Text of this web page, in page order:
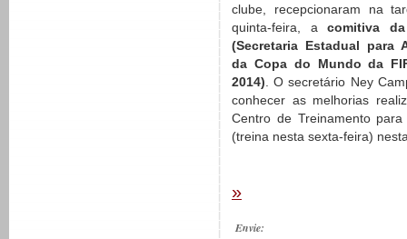
clube, recepcionaram na
quinta-feira, a comitiva
(Secretaria Estadual para
da Copa do Mundo da
2014). O secretário Ney
conhecer as melhorias
Centro de Treinamento
(treina nesta sexta-feira)
»
Envie: